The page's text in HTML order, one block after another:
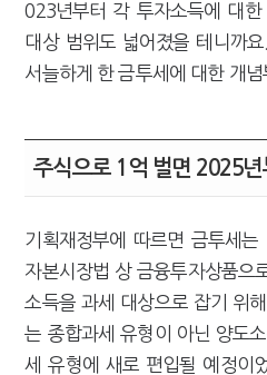
023년부터 각 투자소득에 대한
대상 범위도 넓어졌을 테니까
서늘하게 한 금투세에 대한 개
주식으로 1억 벌면 2025
기획재정부에 따르면 금투세
자본시장법 상 금융투자상품으
소득을 과세 대상으로 잡기 위
는 종합과세 유형이 아닌 양도
세 유형에 새로 편입될 예정이